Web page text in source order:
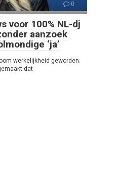
0
voor 100% NL-dj
aanzoek
‘ja’
werkelijkheid geworden.
dat